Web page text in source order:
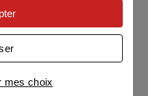
pour adapter nos
nos offres
: nous utilisons avec
pour afficher des
et la liste de nos
mes choix